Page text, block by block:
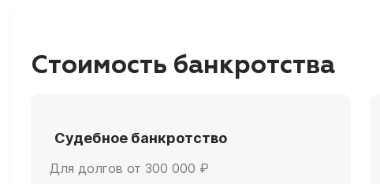
Стоимость банкротства
Судебное банкротство
Для долгов от 300 000 ₽